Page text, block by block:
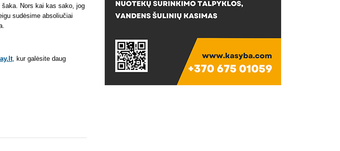
Nors kai kas sako, jog
sudėsime absoliučiai
, kur galėsite daug